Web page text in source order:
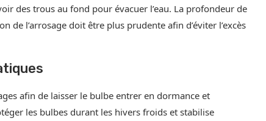
des trous au fond pour évacuer l’eau. La profondeur de
de l’arrosage doit être plus prudente afin d’éviter l’excès
afin de laisser le bulbe entrer en dormance et
les bulbes durant les hivers froids et stabilise